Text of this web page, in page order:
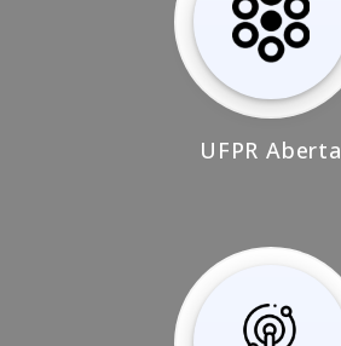
UFPR Aberta